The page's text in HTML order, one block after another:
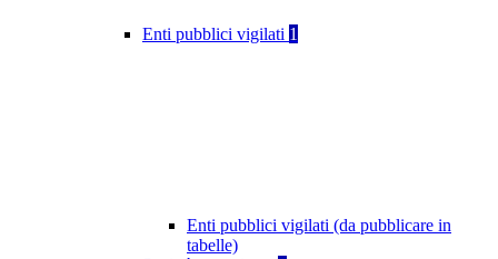
Enti pubblici vigilati 1
Enti pubblici vigilati (da pubblicare in
tabelle)